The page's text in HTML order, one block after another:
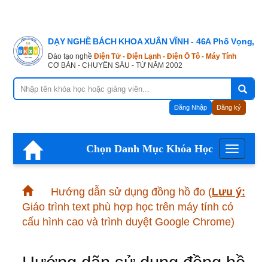
DẠY NGHỀ BÁCH KHOA XUÂN VĨNH - 46A Phố Vọng,
Đào tạo nghề Điện Tử - Điện Lạnh - Điện Ô Tô - Máy Tính
CƠ BẢN - CHUYÊN SÂU - TỪ NĂM 2002
Đăng Nhập Đăng ký
Menu
Chọn Danh Mục Khóa Học
Hướng dẫn sử dụng đồng hồ đo (Lưu ý:
Giáo trình text phù hợp học trên máy tính có
cấu hình cao và trình duyệt Google Chrome)